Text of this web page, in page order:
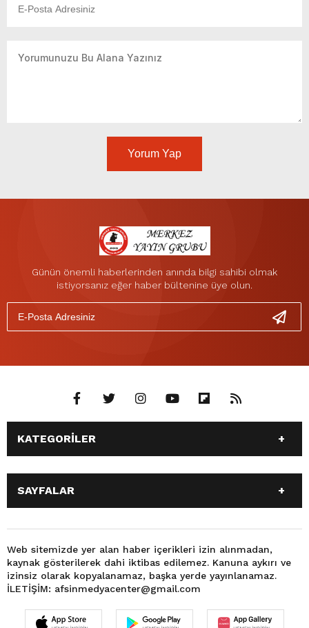
Yorum Yap
Günün önemli haberlerinden anında bilgi sahibi olmak
istiyorsanız eğer haber bültenine üye olun.
KATEGORİLER
ANASAYFA
GÜNDEM
SİYASET
SPOR
EKONOMİ
TEKNOLOJİ
3. SAYFA
BÜYÜKŞEHİR BELEDİYESİ
DÜNYA
FOTO GALERİ
KÜLTÜR SANAT
MAGAZİN
OTOMOBİL
SAĞLIK
VIDEO GALERİ
SAYFALAR
SİYASET
EĞİTİM
SPOR
EKONOMİ
TEKNOLOJİ
3. SAYFA
FOTO GALERİ
KÜLTÜR SANAT
Web sitemizde yer alan haber içerikleri izin alınmadan,
kaynak gösterilerek dahi iktibas edilemez. Kanuna aykırı ve
izinsiz olarak kopyalanamaz, başka yerde yayınlanamaz.
İLETİŞİM: afsinmedyacenter@gmail.com